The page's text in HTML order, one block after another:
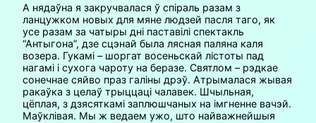
А нядаўна я закручвалася ў спіраль разам з
ланцужком новых для мяне людзей пасля таго, як
усе разам за чатыры дні паставілі спектакль
“Антыгона”, дзе сцэнай была лясная паляна каля
возера. Гукамі – шоргат восеньскай лістоты пад
нагамі і сухога чароту на беразе. Святлом – рэдкае
сонечнае сяйво праз галіны дрэў. Атрымалася жывая
ракаўка з целаў трыццаці чалавек. Шчыльная,
цёплая, з дзясяткамі заплюшчаных на імгненне вачэй.
Маўклівая. Мы ж ведаем ужо, што найважнейшыя